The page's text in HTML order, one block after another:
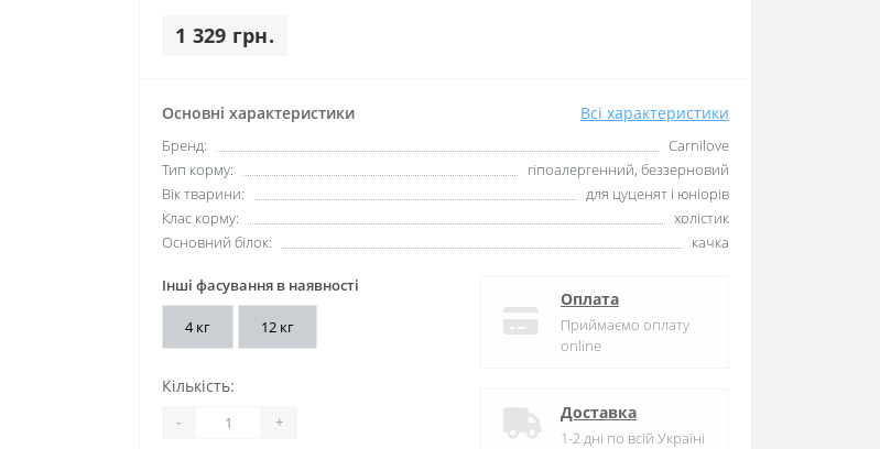
1 329 грн.
Основні характеристики Всі характеристики
Бренд:
Carnilove
Тип корму:
гіпоалергенний, беззерновий
Вік тварини:
для цуценят і юніорів
Клас корму:
холістик
Основний білок:
качка
Інші фасування в наявності
4 кг 12 кг
Кількість:
- +
Оплата
Приймаємо оплату
online
Доставка
1-2 дні по всій Україні